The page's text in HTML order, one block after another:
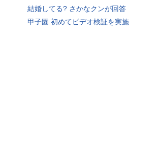
結婚してる? さかなクンが回答
甲子園 初めてビデオ検証を実施